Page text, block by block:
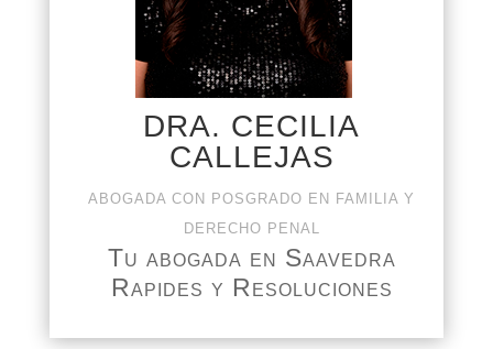
DRA. CECILIA
CALLEJAS
ABOGADA CON POSGRADO EN FAMILIA Y
DERECHO PENAL
Tu abogada en Saavedra
Rapides y Resoluciones